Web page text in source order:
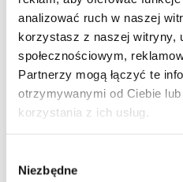
analizować ruch w naszej
korzystasz z naszej witryny,
społecznościowym,
Partnerzy mogą łączyć te
otrzymywanymi od Ciebie
korzystania z ich usług.
zgody
Niezbędne